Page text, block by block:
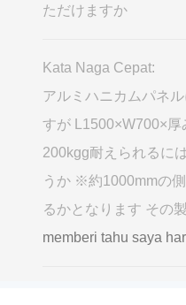
ただけますか
Kata Naga Cepat:
アルミハニカムパネ
すが L1500×W700×
200kgg耐えられるに
うか ※約1000mmの
るかとなります その
memberi tahu saya